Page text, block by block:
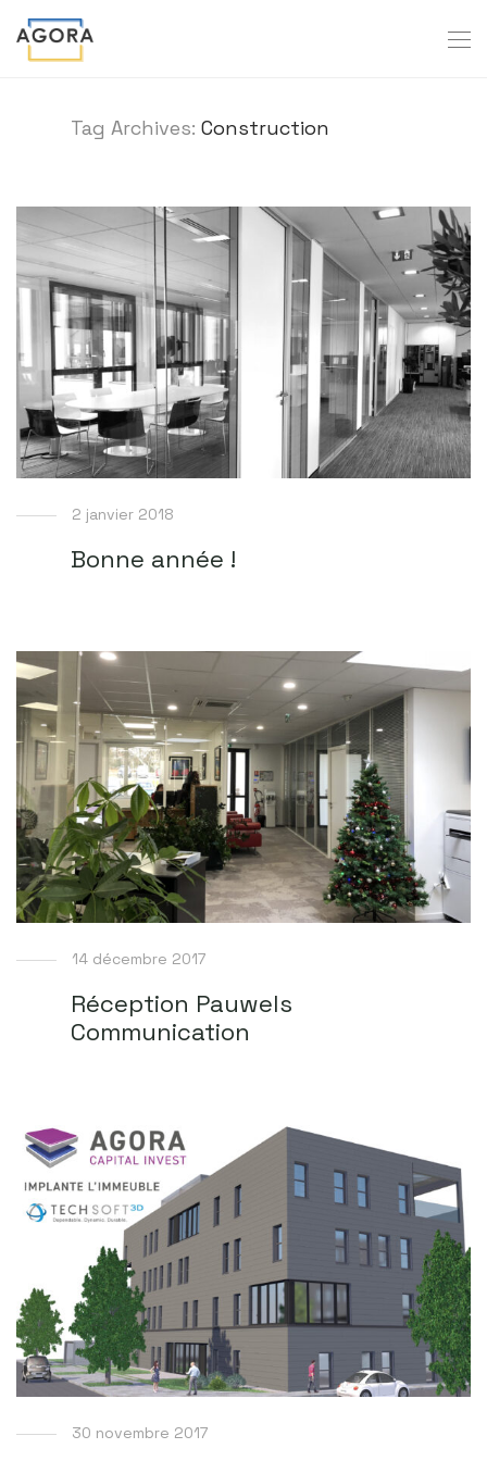
Tag Archives: Construction
2 janvier 2018
Bonne année !
14 décembre 2017
Réception Pauwels
Communication
30 novembre 2017